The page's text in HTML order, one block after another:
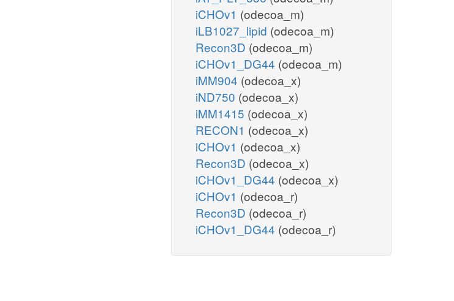
iCHOv1 (odecoa_m)
iLB1027_lipid (odecoa_m)
Recon3D (odecoa_m)
iCHOv1_DG44 (odecoa_m)
iMM904 (odecoa_x)
iND750 (odecoa_x)
iMM1415 (odecoa_x)
RECON1 (odecoa_x)
iCHOv1 (odecoa_x)
Recon3D (odecoa_x)
iCHOv1_DG44 (odecoa_x)
iCHOv1 (odecoa_r)
Recon3D (odecoa_r)
iCHOv1_DG44 (odecoa_r)